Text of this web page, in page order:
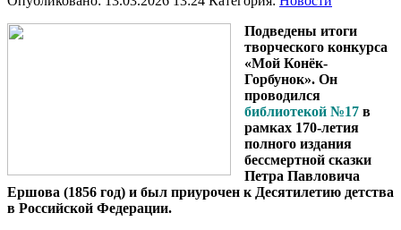
Подведены итоги
творческого конкурса
«Мой Конёк-
Горбунок». Он
проводился
библиотекой №17 в
рамках 170-летия
полного издания
бессмертной сказки
Петра Павловича
Ершова (1856 год) и был приурочен к Десятилетию детства
в Российской Федерации.